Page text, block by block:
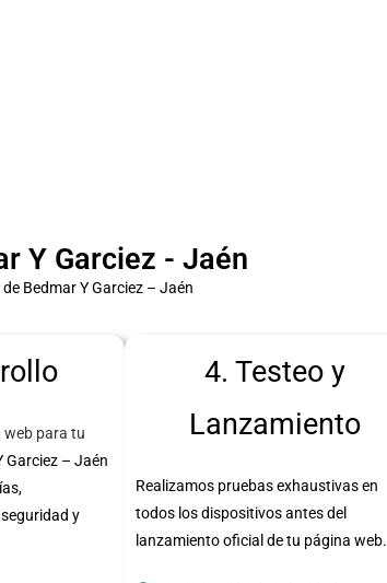
Y Garciez - Jaén
Bedmar Y Garciez – Jaén
web para tu
Garciez – Jaén
y
4. Testeo y
Lanzamiento
Realizamos pruebas exhaustivas en
todos los dispositivos antes del
lanzamiento oficial de tu página web.